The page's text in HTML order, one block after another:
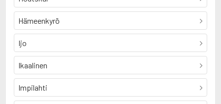
Hämeenkyrö
Ijo
Ikaalinen
Impilahti